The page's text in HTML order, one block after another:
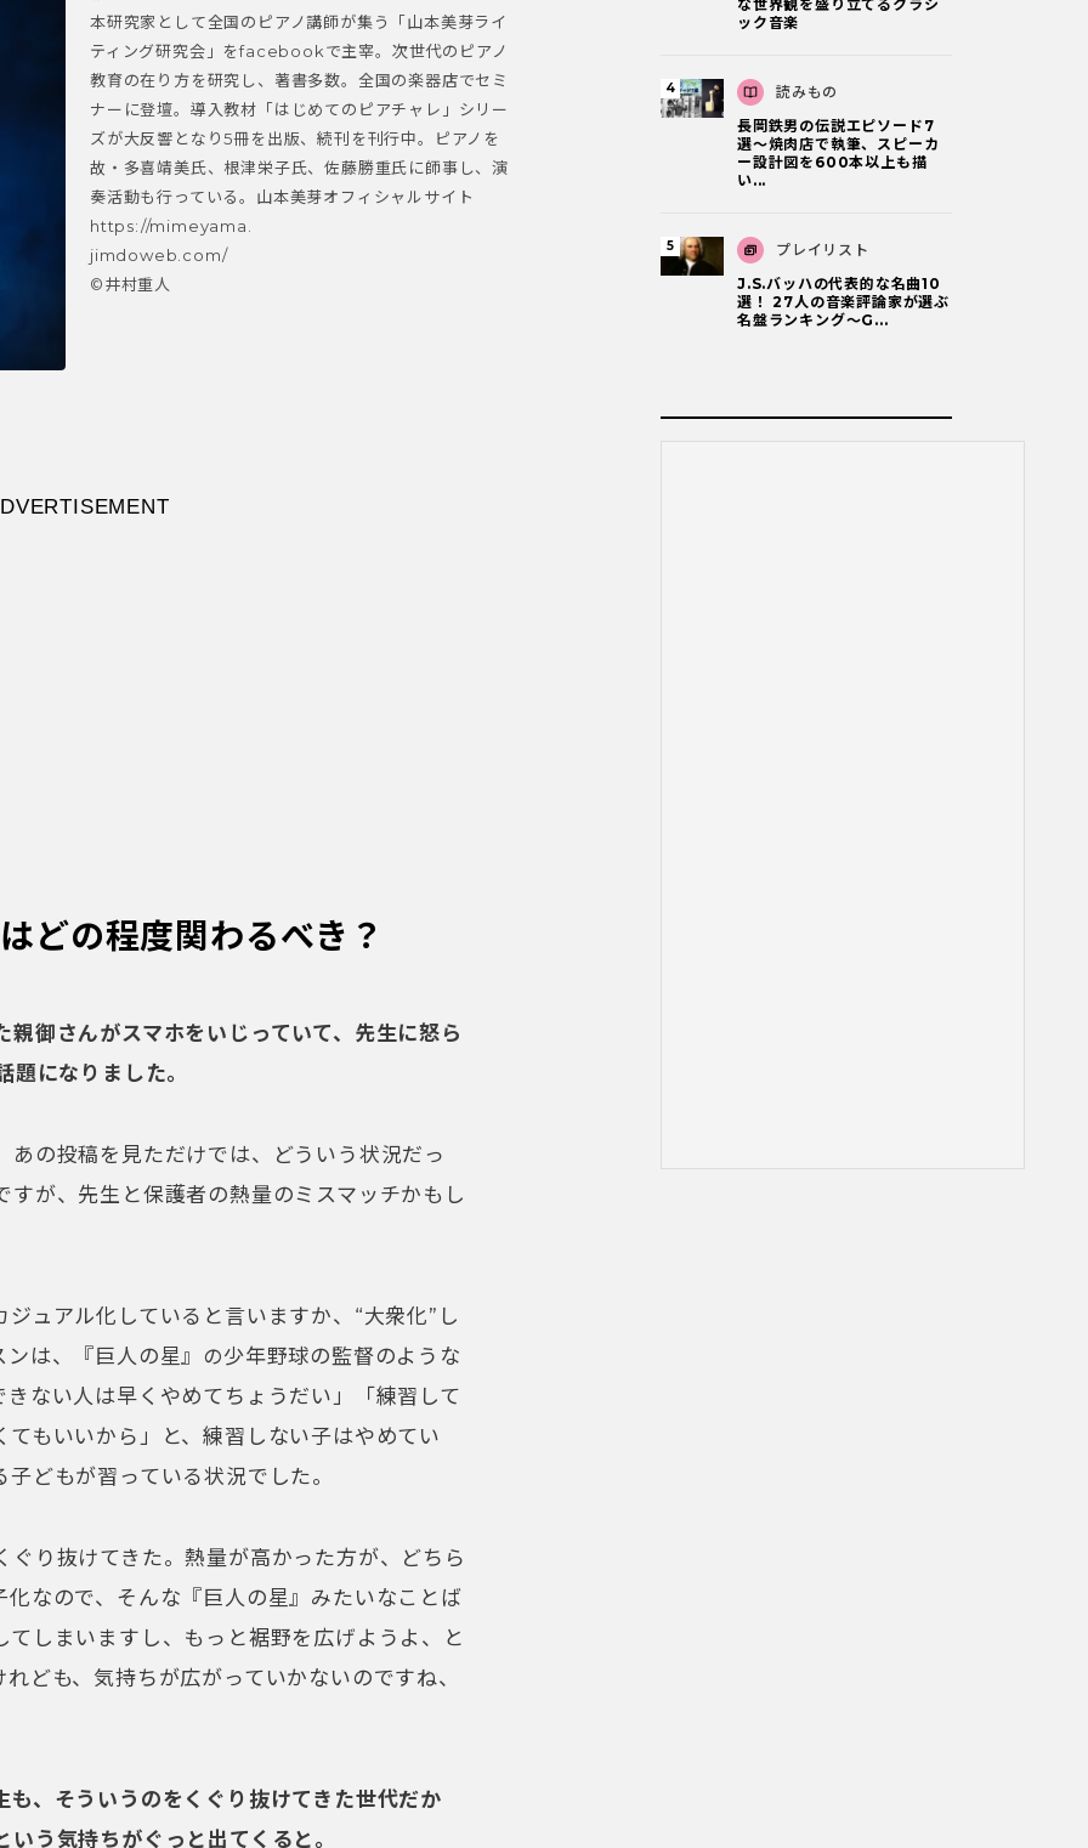
本研究家として全国のピアノ講師が集う「山本美芽ライ
ティング研究会」をfacebookで主宰。次世代のピアノ
教育の在り方を研究し、著書多数。全国の楽器店でセミ
ナーに登壇。導入教材「はじめてのピアチャレ」シリー
ズが大反響となり5冊を出版、続刊を刊行中。ピアノを
故・多喜靖美氏、根津栄子氏、佐藤勝重氏に師事し、演
奏活動も行っている。山本美芽オフィシャルサイト
https://mimeyama.
jimdoweb.com/
©井村重人
どの程度関わるべき？
御さんがスマホをいじっていて、先生に怒ら
になりました。
の投稿を見ただけでは、どういう状況だっ
が、先生と保護者の熱量のミスマッチかもし
ュアル化していると言いますか、“大衆化”し
は、『巨人の星』
の少年野球の監督のような
ない人は早くやめてちょうだい」「練習して
もいいから」と、練習しない子はやめてい
どもが習っている状況でした。
り抜けてきた。熱量が高かった方が、どちら
なので、そんな『巨人の星』みたいなことば
しまいますし、もっと裾野を広げようよ、と
ども、気持ちが広がっていかないのですね、
、そういうのをくぐり抜けてきた世代だか
う気持ちがぐっと出てくると。
な世界観を盛り立てるクラシ
ック音楽
読みもの
長岡鉄男の伝説エピソード7
選〜焼肉店で執筆、スピーカ
ー設計図を600本以上も描
い...
プレイリスト
J.S.バッハの代表的な名曲10
選！ 27人の音楽評論家が選ぶ
名盤ランキング〜G...